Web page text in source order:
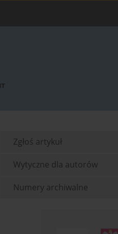
Zgłoś artykuł
Wytyczne dla autorów
Numery archiwalne